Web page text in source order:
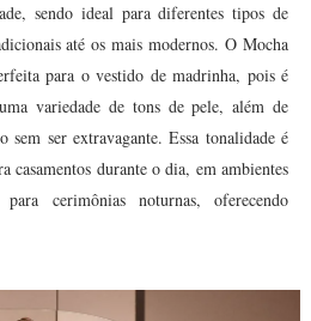
sendo ideal para diferentes tipos de
até os mais modernos.O Mocha
para o vestido de madrinha, pois é
variedade de tons de pele, além de
sem ser extravagante. Essa tonalidade é
casamentos durante o dia, em ambientes
cerimônias noturnas, oferecendo